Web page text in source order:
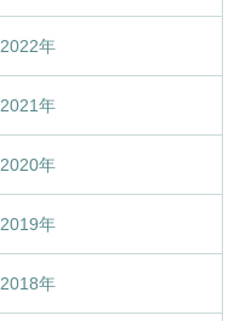
2022年
2021年
2020年
2019年
2018年